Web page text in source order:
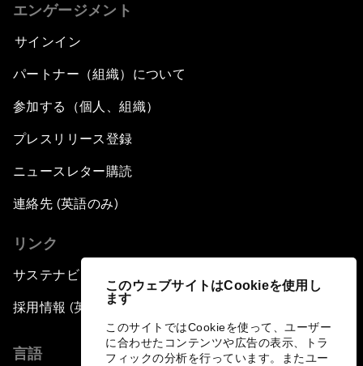
このウェブサイトはCookieを使用し
ます
このサイトではCookieを使って、ユーザー
に合わせたコンテンツや広告の表示、トラ
フィックの分析を行っています。またユー
エンゲージメント
サインイン
パートナー（組織）について
参加する（個人、組織）
プレスリリース登録
ニュースレター購読
連絡先 (英語のみ)
リンク
サステナビリティへの取り組み
採用情報 (英語のみ)
言語